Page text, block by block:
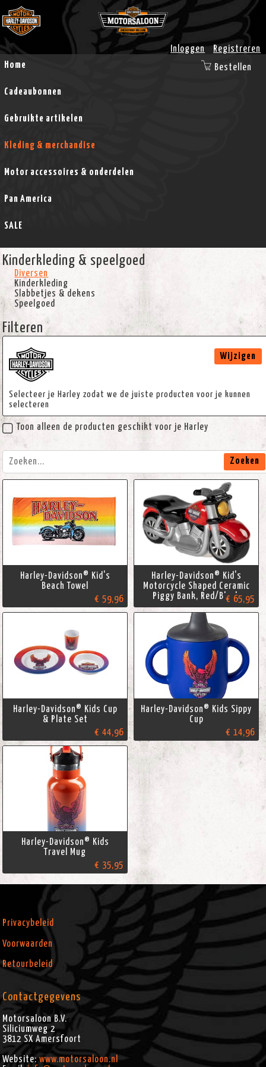
Inloggen
Registreren
Home
Cadeaubonnen
Gebruikte artikelen
Kleding & merchandise
Motor accessoires & onderdelen
Pan America
SALE
Bestellen
Kinderkleding & speelgoed
Diversen
Kinderkleding
Slabbetjes & dekens
Speelgoed
Filteren
Selecteer je Harley zodat we de juiste producten voor je kunnen
selecteren
Wijzigen
Toon alleen de producten geschikt voor je Harley
Zoeken
Harley-Davidson® Kid's
Beach Towel
€ 59,96
Harley-Davidson® Kid's
Motorcycle Shaped Ceramic
Piggy Bank, Red/Black€ 65,95
Harley-Davidson® Kids Cup
& Plate Set
€ 44,96
Harley-Davidson® Kids Sippy
Cup
€ 14,96
Harley-Davidson® Kids
Travel Mug
€ 35,95
Privacybeleid
Voorwaarden
Retourbeleid
Contactgegevens
Motorsaloon B.V.
Siliciumweg 2
3812 SX Amersfoort
Website:www.motorsaloon.nl